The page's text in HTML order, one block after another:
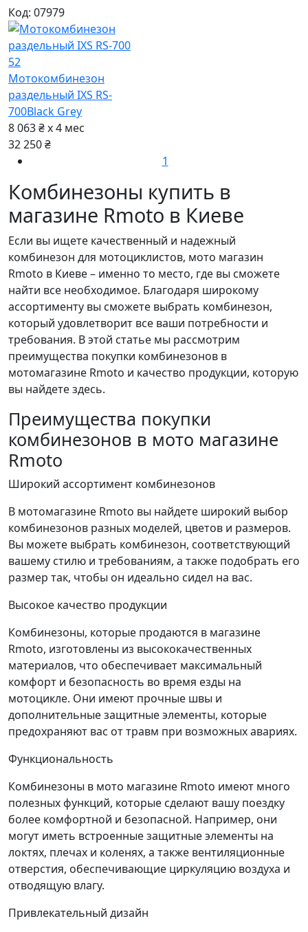
Комбинезоны купить в
магазине Rmoto в Киеве
Если вы ищете качественный и надежный
комбинезон для мотоциклистов, мото магазин
Rmoto в Киеве – именно то место, где вы сможете
найти все необходимое. Благодаря широкому
ассортименту вы сможете выбрать комбинезон,
который удовлетворит все ваши потребности и
требования. В этой статье мы рассмотрим
преимущества покупки комбинезонов в
мотомагазине Rmoto и качество продукции, которую
вы найдете здесь.
Преимущества покупки
комбинезонов в мото магазине
Rmoto
Широкий ассортимент комбинезонов
В мотомагазине Rmoto вы найдете широкий выбор
комбинезонов разных моделей, цветов и размеров.
Вы можете выбрать комбинезон, соответствующий
вашему стилю и требованиям, а также подобрать его
размер так, чтобы он идеально сидел на вас.
Высокое качество продукции
Комбинезоны, которые продаются в магазине
Rmoto, изготовлены из высококачественных
материалов, что обеспечивает максимальный
комфорт и безопасность во время езды на
мотоцикле. Они имеют прочные швы и
дополнительные защитные элементы, которые
предохраняют вас от травм при возможных авариях.
Функциональность
Комбинезоны в мото магазине Rmoto имеют много
полезных функций, которые сделают вашу поездку
более комфортной и безопасной. Например, они
могут иметь встроенные защитные элементы на
локтях, плечах и коленях, а также вентиляционные
отверстия, обеспечивающие циркуляцию воздуха и
отводящую влагу.
Привлекательный дизайн
Код: 07979
52
Мотокомбинезон
раздельный IXS RS-
700Black Grey
8 063 ₴ x 4 мес
32 250 ₴
1